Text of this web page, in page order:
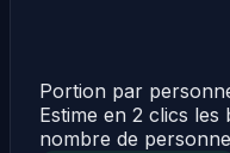
Portion par
Estime en 2 clics
nombre de